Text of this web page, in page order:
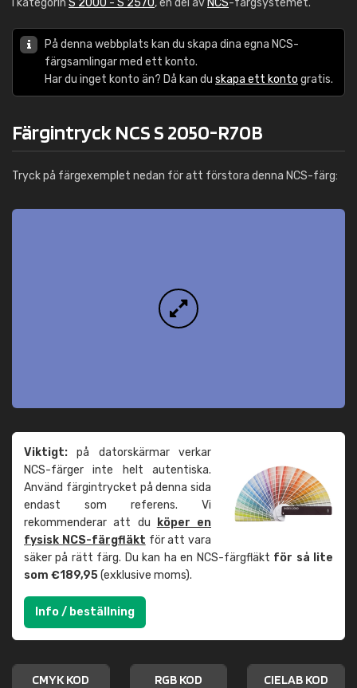
i kategorin S 2000 - S 2570, en del av NCS-färgsystemet.
På denna webbplats kan du skapa dina egna NCS-
färgsamlingar med ett konto.
Har du inget konto än? Då kan du skapa ett konto gratis.
Färgintryck NCS S 2050-R70B
Tryck på färgexemplet nedan för att förstora denna NCS-färg:
Viktigt: på datorskärmar verkar
NCS-färger inte helt autentiska.
Använd färgintrycket på denna sida
endast som referens. Vi
rekommenderar att du
köper en
fysisk NCS-färgfläkt för att vara
säker på rätt färg. Du kan ha en NCS-färgfläkt för så lite
som €189,95(exklusive moms).
Info / beställning
CMYK KOD RGB KOD CIELAB KOD